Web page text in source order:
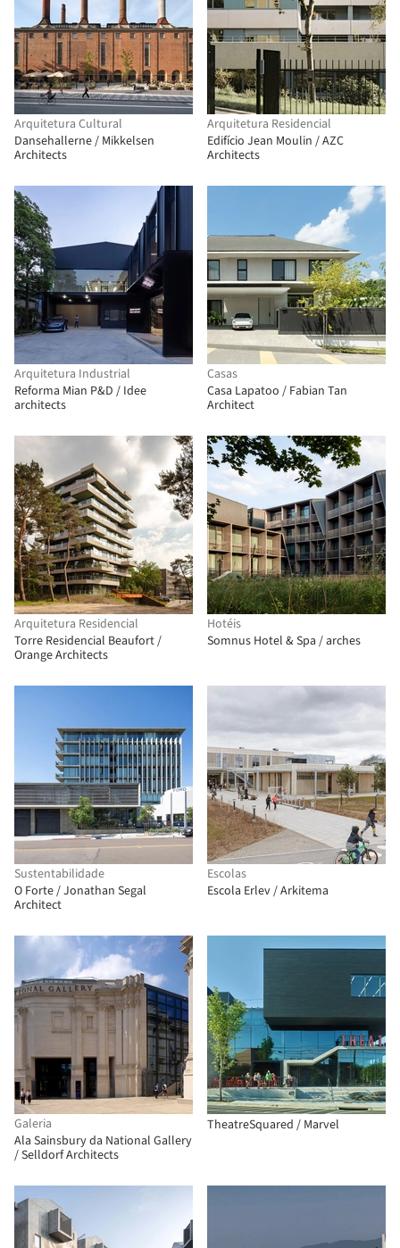
Arquitetura Cultural
Dansehallerne / Mikkelsen
Architects
Arquitetura Residencial
Edifício Jean Moulin / AZC
Architects
Arquitetura Industrial
Reforma Mian P&D / Idee
architects
Casas
Casa Lapatoo / Fabian Tan
Architect
Arquitetura Residencial
Torre Residencial Beaufort /
Orange Architects
Hotéis
Somnus Hotel & Spa / arches
Sustentabilidade
O Forte / Jonathan Segal
Architect
Escolas
Escola Erlev / Arkitema
Galeria
Ala Sainsbury da National Gallery
/ Selldorf Architects
TheatreSquared / Marvel